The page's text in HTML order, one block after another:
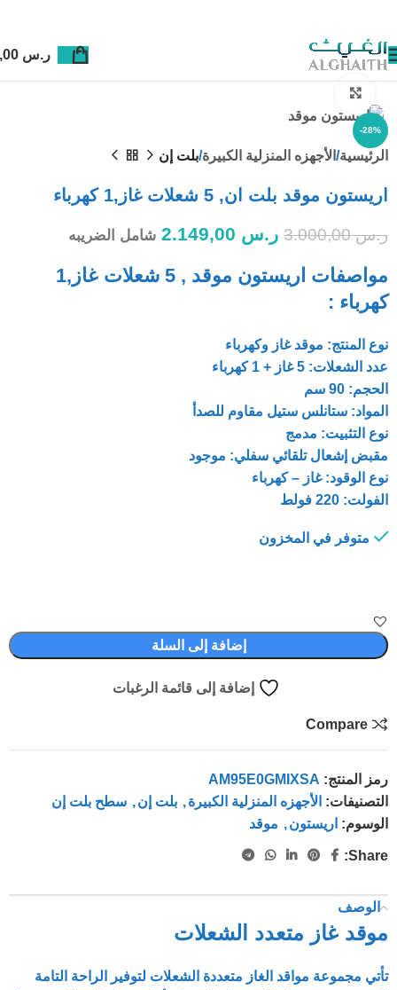
ر.س
-28%
الرئيسية الأجهزه المنزلية الكبيرة بلت إن
اريستون موقد بلت ان, 5 شعلات غاز,1 كهرباء
ر.س3.000,00 ر.س شامل الضريبه
مواصفات اريستون موقد , 5 شعلات غاز,1
كهرباء :
نوع المنتج: موقد غاز وكهرباء
عدد الشعلات: 5 غاز + 1 كهرباء
الحجم: 90 سم
المواد: ستانلس ستيل مقاوم للصدأ
نوع التثبيت: مدمج
مقبض إشعال تلقائي سفلي: موجود
نوع الوقود: غاز – كهرباء
الفولت: 220 فولط
متوفر في المخزون
إضافة إلى السلة
إضافة إلى قائمة الرغبات
Compare
رمز المنتج: AM95E0GMIXSA
التصنيفات: الأجهزه المنزلية الكبيرة, بلت إن, سطح بلت إن
الوسوم: اريستون, موقد
Share:
الوصف
موقد غاز متعدد الشعلات
تأتي مجموعة مواقد الغاز متعددة الشعلات لتوفير الراحة التامة